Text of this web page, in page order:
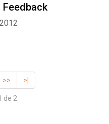
>> >|
de 2